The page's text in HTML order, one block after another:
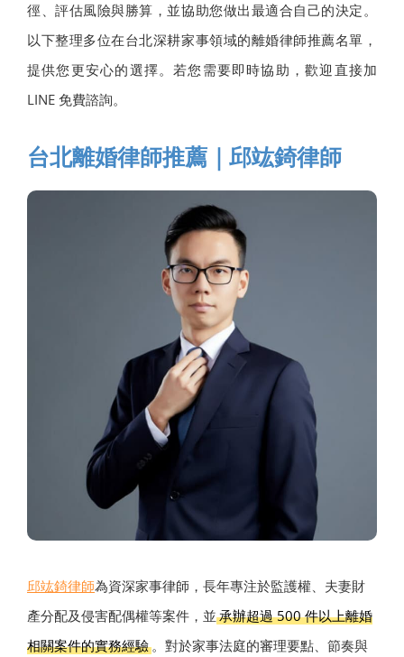
徑、評估風險與勝算，並協助您做出最適合自己的決定。
以下整理多位在台北深耕家事領域的離婚律師推薦名單，
提供您更安心的選擇。若您需要即時協助，歡迎直接加
LINE 免費諮詢。
台北離婚律師推薦｜邱竑錡律師
邱竑錡律師為資深家事律師，長年專注於監護權、夫妻財
產分配及侵害配偶權等案件，並 承辦超過 500 件以上離婚
相關案件的實務經驗 。對於家事法庭的審理要點、節奏與